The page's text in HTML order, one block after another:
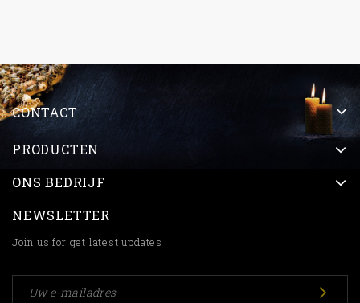
CONTACT
PRODUCTEN
ONS BEDRIJF
NEWSLETTER
Join us for get latest updates